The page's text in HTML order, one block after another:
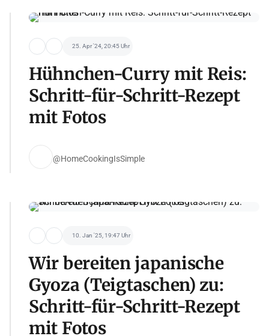
25. Apr '24, 20:45 Uhr
Hühnchen-Curry mit Reis:
Schritt-für-Schritt-Rezept
mit Fotos
@HomeCookingIsSimple
10. Jan '25, 19:47 Uhr
Wir bereiten japanische
Gyoza (Teigtaschen) zu:
Schritt-für-Schritt-Rezept
mit Fotos